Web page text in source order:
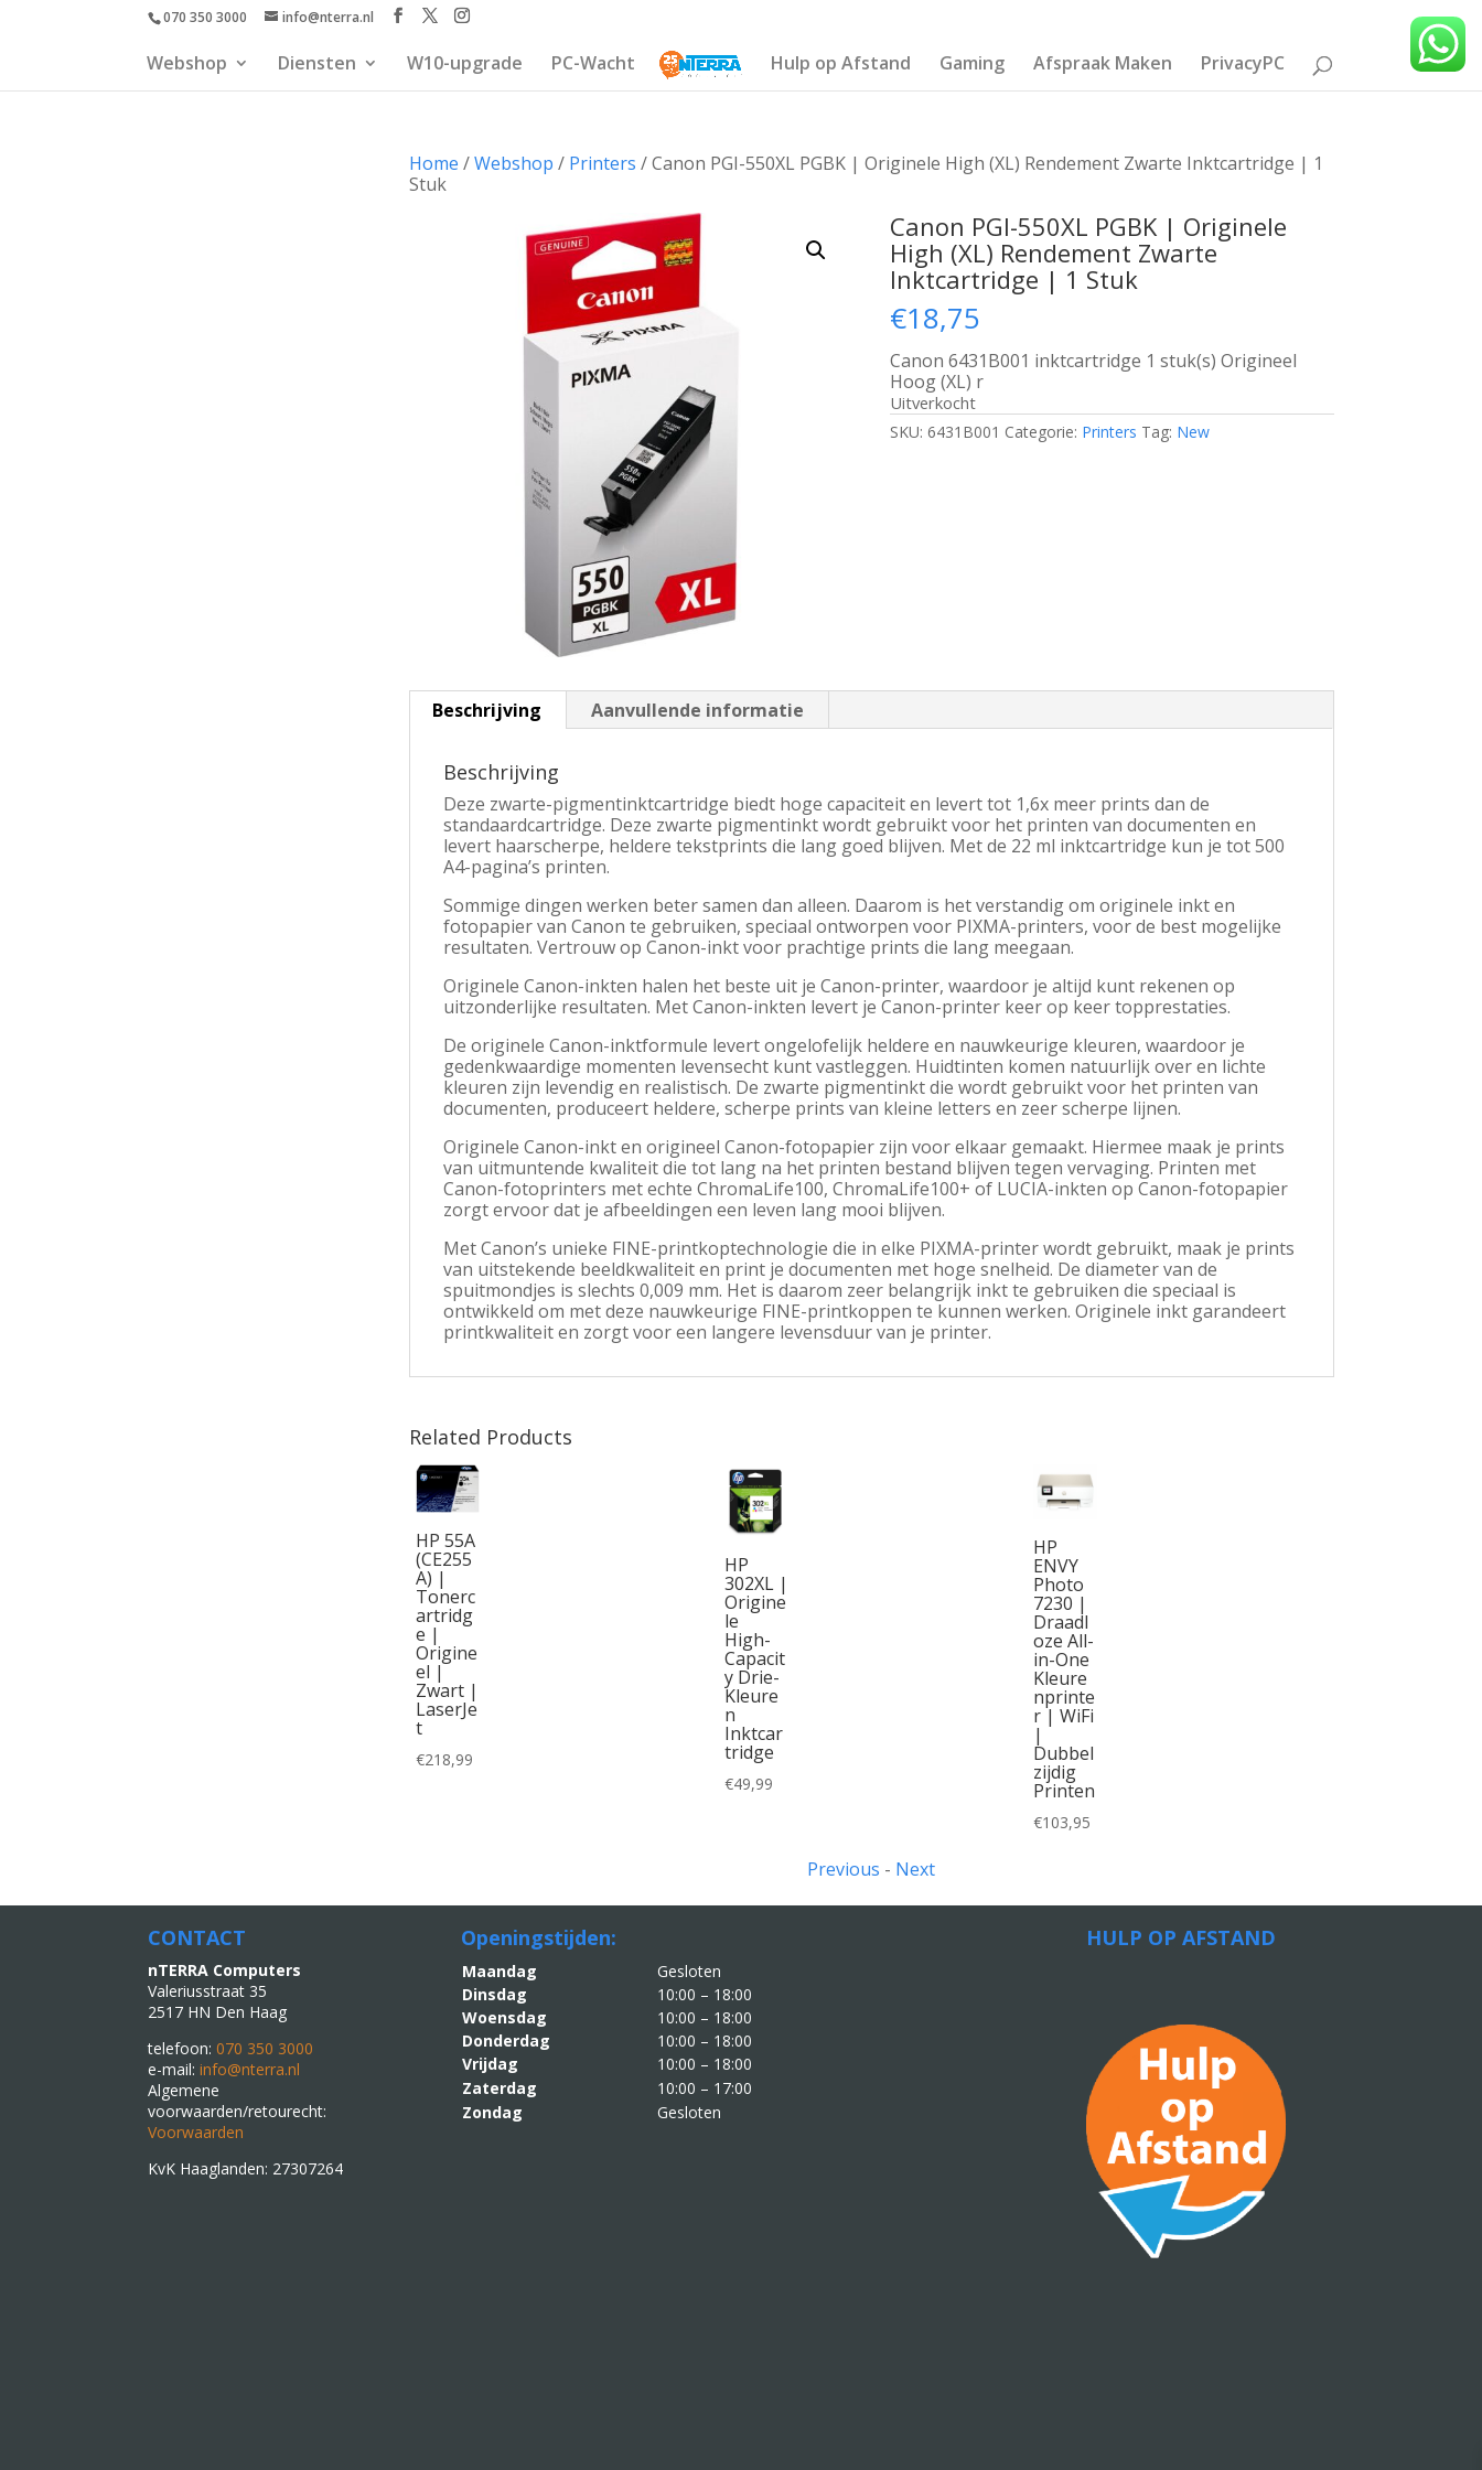
070 350 3000 info@nterra.nl
Webshop Diensten W10-upgrade PC-Wacht Hulp op Afstand Gaming Afspraak Maken PrivacyPC
Home /Webshop / Printers / Canon PGI-550XL PGBK | Originele High (XL) Rendement Zwarte Inktcartridge | 1
Stuk
Canon PGI-550XL PGBK | Originele
High (XL) Rendement Zwarte
Inktcartridge | 1 Stuk
€18,75
Canon 6431B001 inktcartridge 1 stuk(s) Origineel
Hoog (XL) r
Uitverkocht
SKU:6431B001 Categorie: Printers Tag: New
Beschrijving Aanvullende informatie
Beschrijving
Deze zwarte-pigmentinktcartridge biedt hoge capaciteit en levert tot 1,6x meer prints dan de
standaardcartridge. Deze zwarte pigmentinkt wordt gebruikt voor het printen van documenten en
levert haarscherpe, heldere tekstprints die lang goed blijven. Met de 22 ml inktcartridge kun je tot 500
A4-pagina’s printen.
Sommige dingen werken beter samen dan alleen. Daarom is het verstandig om originele inkt en
fotopapier van Canon te gebruiken, speciaal ontworpen voor PIXMA-printers, voor de best mogelijke
resultaten. Vertrouw op Canon-inkt voor prachtige prints die lang meegaan.
Originele Canon-inkten halen het beste uit je Canon-printer, waardoor je altijd kunt rekenen op
uitzonderlijke resultaten. Met Canon-inkten levert je Canon-printer keer op keer topprestaties.
De originele Canon-inktformule levert ongelofelijk heldere en nauwkeurige kleuren, waardoor je
gedenkwaardige momenten levensecht kunt vastleggen. Huidtinten komen natuurlijk over en lichte
kleuren zijn levendig en realistisch. De zwarte pigmentinkt die wordt gebruikt voor het printen van
documenten, produceert heldere, scherpe prints van kleine letters en zeer scherpe lijnen.
Originele Canon-inkt en origineel Canon-fotopapier zijn voor elkaar gemaakt. Hiermee maak je prints
van uitmuntende kwaliteit die tot lang na het printen bestand blijven tegen vervaging. Printen met
Canon-fotoprinters met echte ChromaLife100, ChromaLife100+ of LUCIA-inkten op Canon-fotopapier
zorgt ervoor dat je afbeeldingen een leven lang mooi blijven.
Met Canon’s unieke FINE-printkoptechnologie die in elke PIXMA-printer wordt gebruikt, maak je prints
van uitstekende beeldkwaliteit en print je documenten met hoge snelheid. De diameter van de
spuitmondjes is slechts 0,009 mm. Het is daarom zeer belangrijk inkt te gebruiken die speciaal is
ontwikkeld om met deze nauwkeurige FINE-printkoppen te kunnen werken. Originele inkt garandeert
printkwaliteit en zorgt voor een langere levensduur van je printer.
Related Products
HP 55A
(CE255
A) |
Tonerc
artridg
e |
Origine
el |
Zwart |
LaserJe
t
€218,99
HP
302XL |
Origine
le
High-
Capacit
y Drie-
Kleure
n
Inktcar
tridge
€49,99
HP
ENVY
Photo
7230 |
Draadl
oze All-
in-One
Kleure
nprinte
r | WiFi
|
Dubbel
zijdig
Printen
€103,95
Previous - Next
CONTACT
nTERRA Computers
Valeriusstraat 35
2517 HN Den Haag
telefoon:070 350 3000
e-mail:info@nterra.nl
Algemene
voorwaarden/retourecht:
Voorwaarden
KvK Haaglanden: 27307264
Openingstijden:
Maandag
Gesloten
Dinsdag
10:00 – 18:00
Woensdag
10:00 – 18:00
Donderdag
10:00 – 18:00
Vrijdag
10:00 – 18:00
Zaterdag
10:00 – 17:00
Zondag
Gesloten
HULP OP AFSTAND